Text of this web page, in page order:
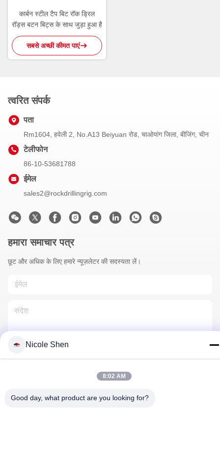
कार्बन स्टील टैप बिट रॉक ड्रिल
रॉड्स बटन बिट्स के साथ जुड़ा हुआ है
सबसे अच्छी कीमत पाएं
त्वरित संपर्क
पता
Rm1604, हवेली 2, No.A13 Beiyuan रोड, चाओयांग जिला, बीजिंग, चीन
टेलीफोन
86-10-53681788
ईमेल
sales2@rockdrillingrig.com
हमारा समाचार पत्र
छूट और अधिक के लिए हमारे न्यूज़लेटर की सदस्यता लें।
Nicole Shen
8:02 AM
Good day, what product are you looking for?